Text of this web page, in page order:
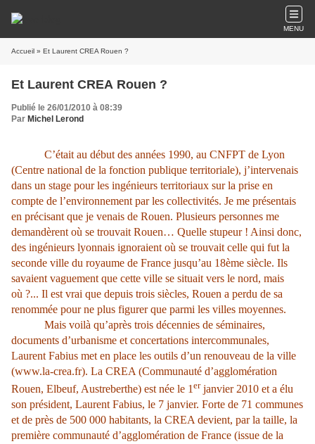
MENU
Accueil » Et Laurent CREA Rouen ?
Et Laurent CREA Rouen ?
Publié le 26/01/2010 à 08:39
Par Michel Lerond
C’était au début des années 1990, au CNFPT de Lyon
(Centre national de la fonction publique territoriale), j’intervenais
dans un stage pour les ingénieurs territoriaux sur la prise en
compte de l’environnement par les collectivités. Je me présentais
en précisant que je venais de Rouen. Plusieurs personnes me
demandèrent où se trouvait Rouen… Quelle stupeur ! Ainsi donc,
des ingénieurs lyonnais ignoraient où se trouvait celle qui fut la
seconde ville du royaume de France jusqu’au 18ème siècle. Ils
savaient vaguement que cette ville se situait vers le nord, mais
où ?... Il est vrai que depuis trois siècles, Rouen a perdu de sa
renommée pour ne plus figurer que parmi les villes moyennes.
Mais voilà qu’après trois décennies de séminaires,
documents d’urbanisme et concertations intercommunales,
Laurent Fabius met en place les outils d’un renouveau de la ville
(www.la-crea.fr). La CREA (Communauté d’agglomération
Rouen, Elbeuf, Austreberthe) est née le 1 erjanvier 2010 et a élu
son président, Laurent Fabius, le 7 janvier. Forte de 71 communes
et de près de 500 000 habitants, la CREA devient, par la taille, la
première communauté d’agglomération de France (issue de la